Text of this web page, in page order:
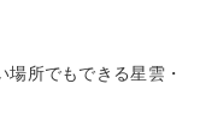
所でもできる星雲・